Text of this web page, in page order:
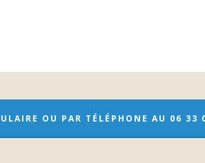
OU PAR TÉLÉPHONE AU 06 33